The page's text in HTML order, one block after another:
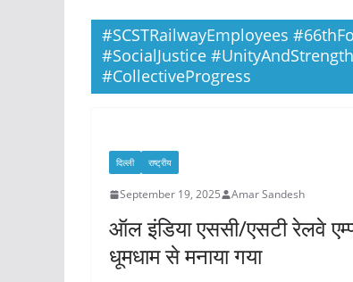
#SCSTRailwayEmployees
#SocialJustice
#CollectiveProgress
दिल्ली राष्ट्रीय
September 19, 2025 Amar Sandesh
ऑल इंडिया एससी/एसटी रेलवे
धूमधाम से मनाया गया